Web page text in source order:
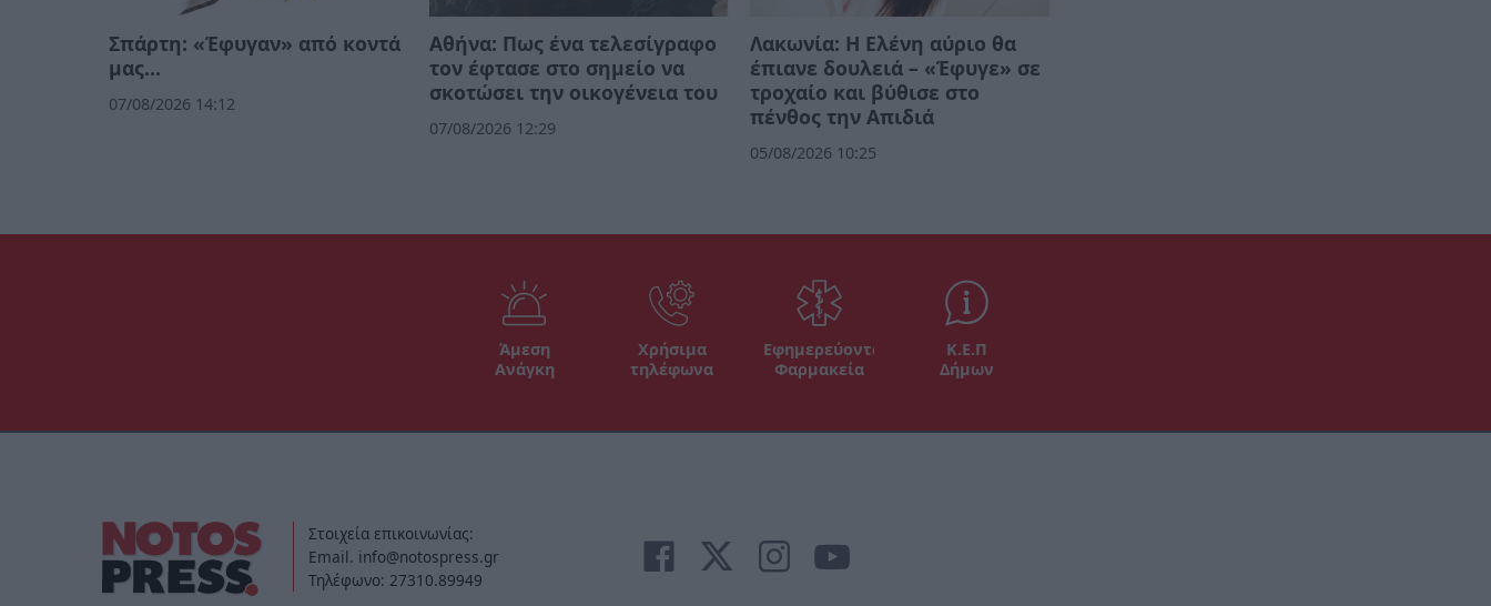
Σπάρτη: «Έφυγαν» από κοντά
μας…
07/08/2026 14:12
Αθήνα: Πως ένα τελεσίγραφο
τον έφτασε στο σημείο να
σκοτώσει την οικογένεια του
07/08/2026 12:29
Λακωνία: Η Ελένη αύριο θα
έπιανε δουλειά – «Έφυγε» σε
τροχαίο και βύθισε στο
πένθος την Απιδιά
05/08/2026 10:25
Άμεση
Ανάγκη
Χρήσιμα
τηλέφωνα
Εφημερεύοντα
Φαρμακεία
Κ.Ε.Π
Δήμων
Στοιχεία επικοινωνίας:
Email. info@notospress.gr
Τηλέφωνο: 27310.89949